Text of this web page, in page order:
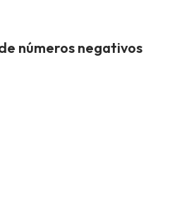
números negativos